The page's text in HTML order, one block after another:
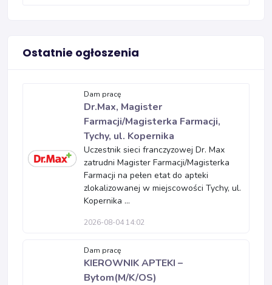
Ostatnie ogłoszenia
Dam pracę
Dr.Max, Magister
Farmacji/Magisterka Farmacji,
Tychy, ul. Kopernika
Uczestnik sieci franczyzowej Dr. Max
zatrudni Magister Farmacji/Magisterka
Farmacji na pełen etat do apteki
zlokalizowanej w miejscowości Tychy, ul.
Kopernika ...
2026-08-04 14:02
Dam pracę
KIEROWNIK APTEKI –
Bytom(M/K/OS)